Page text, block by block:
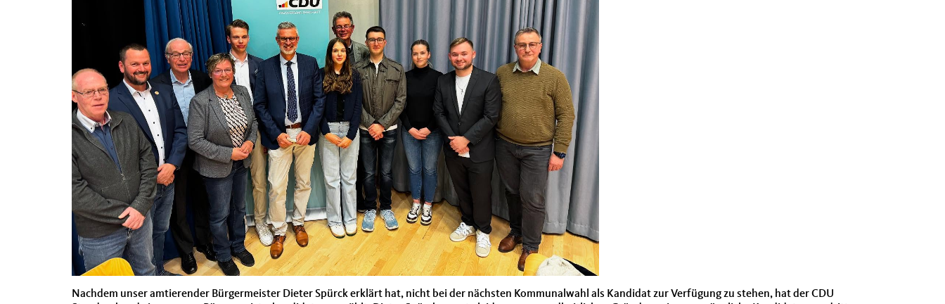
Nachdem unser amtierender Bürgermeister Dieter Spürck erklärt hat, nicht bei der nächsten Kommunalwahl als Kandidat zur Verfügung zu stehen, hat der CDU